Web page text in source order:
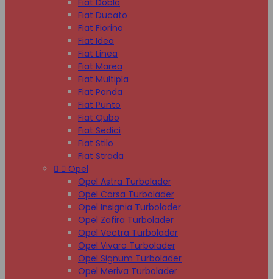
Fiat Doblo
Fiat Ducato
Fiat Fiorino
Fiat Idea
Fiat Linea
Fiat Marea
Fiat Multipla
Fiat Panda
Fiat Punto
Fiat Qubo
Fiat Sedici
Fiat Stilo
Fiat Strada
  Opel
Opel Astra Turbolader
Opel Corsa Turbolader
Opel Insignia Turbolader
Opel Zafira Turbolader
Opel Vectra Turbolader
Opel Vivaro Turbolader
Opel Signum Turbolader
Opel Meriva Turbolader